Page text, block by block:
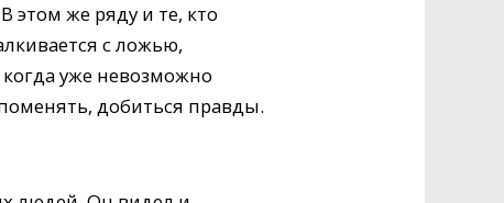
этом же ряду и те, кто
с ложью,
уже невозможно
добиться правды.